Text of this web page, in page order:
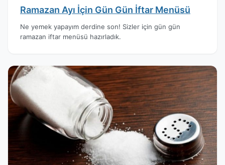
Ramazan Ayı İçin Gün Gün İftar Menüsü
Ne yemek yapayım derdine son! Sizler için gün gün
ramazan iftar menüsü hazırladık.